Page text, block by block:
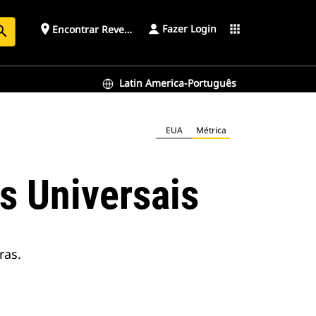
place Encontrar Revendedor Fazer Login apps
Latin America-Português
EUA Métrica
Universais